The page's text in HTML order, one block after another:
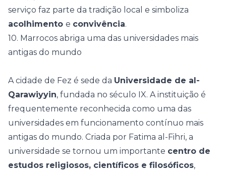
serviço faz parte da tradição local e simboliza
acolhimento e convivência.
10. Marrocos abriga uma das universidades mais
antigas do mundo
A cidade de Fez é sede da Universidade de al-
Qarawiyyin, fundada no século IX. A instituição é
frequentemente reconhecida como uma das
universidades em funcionamento contínuo mais
antigas do mundo. Criada por Fatima al-Fihri, a
universidade se tornou um importante centro de
estudos religiosos, científicos e filosóficos,